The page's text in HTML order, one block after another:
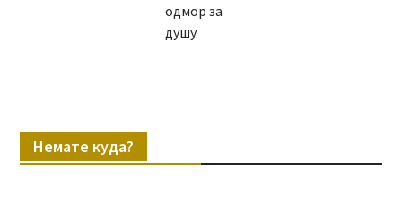
одмор за
душу
Немате куда?